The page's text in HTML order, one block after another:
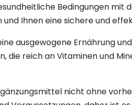
Bedingungen mit
Ihnen eine sichere und
ausgewogene Ernährung
die reich an Vitaminen und
nicht ohne